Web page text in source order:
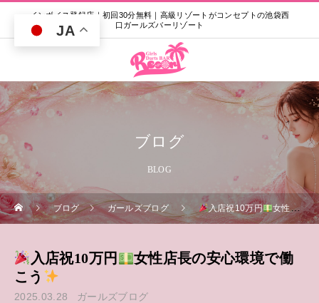
インボイス登録店｜初回30分無料｜高級リゾートがコンセプトの池袋西
口ガールズバーリゾート
ブログ
BLOG
ブログ ガールズブログ 入店祝10万円 女性店長の安心環境で働こう
入店祝10万円
女性店長の安心環境で働
こう
2025.03.28 ガールズブログ
JA